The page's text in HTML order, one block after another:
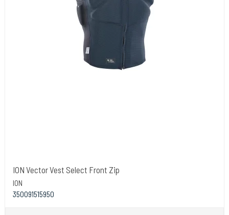
ION Vector Vest Select Front Zip
ION
350091515950